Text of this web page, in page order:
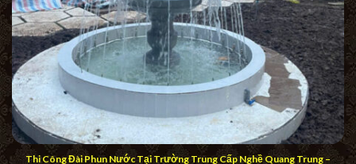
Thi Công Đài Phun Nước Tại Trường Trung Cấp Nghề Quang Trung –